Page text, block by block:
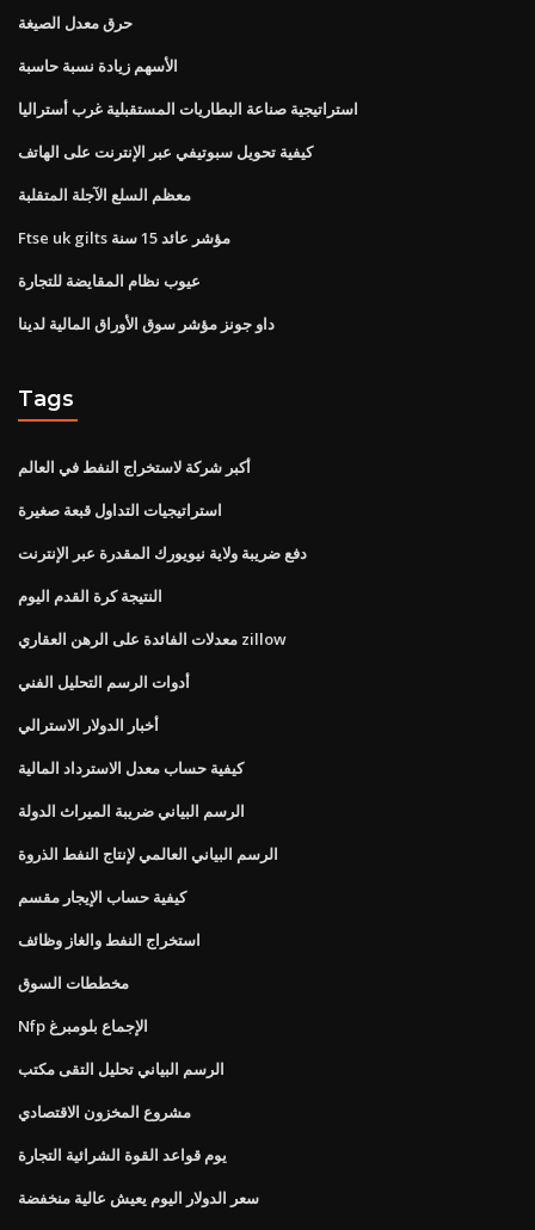
حرق معدل الصيغة
الأسهم زيادة نسبة حاسبة
استراتيجية صناعة البطاريات المستقبلية غرب أستراليا
كيفية تحويل سبوتيفي عبر الإنترنت على الهاتف
معظم السلع الآجلة المتقلبة
Ftse uk gilts مؤشر عائد 15 سنة
عيوب نظام المقايضة للتجارة
داو جونز مؤشر سوق الأوراق المالية لدينا
Tags
أكبر شركة لاستخراج النفط في العالم
استراتيجيات التداول قبعة صغيرة
دفع ضريبة ولاية نيويورك المقدرة عبر الإنترنت
النتيجة كرة القدم اليوم
معدلات الفائدة على الرهن العقاري zillow
أدوات الرسم التحليل الفني
أخبار الدولار الاسترالي
كيفية حساب معدل الاسترداد المالية
الرسم البياني ضريبة الميراث الدولة
الرسم البياني العالمي لإنتاج النفط الذروة
كيفية حساب الإيجار مقسم
استخراج النفط والغاز وظائف
مخططات السوق
Nfp الإجماع بلومبرغ
الرسم البياني تحليل التقى مكتب
مشروع المخزون الاقتصادي
يوم قواعد القوة الشرائية التجارة
سعر الدولار اليوم يعيش عالية منخفضة